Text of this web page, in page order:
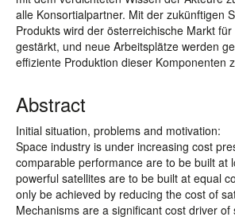
alle Konsortialpartner. Mit der zukünftigen
Produkts wird der österreichische Markt
gestärkt, und neue Arbeitsplätze werden
effiziente Produktion dieser Komponenten
Abstract
Initial situation, problems and motivation:
Space industry is under increasing cost
comparable performance are to be built at
powerful satellites are to be built at equal
only be achieved by reducing the cost of
Mechanisms are a significant cost driver